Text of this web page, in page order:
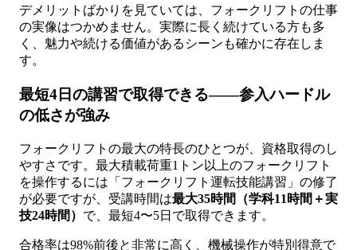
デメリットばかりを見ていては、フォークリフトの仕事
の実像はつかめません。実際に長く続けている方も多
く、魅力や続ける価値があるシーンも確かに存在しま
す。
最短4日の講習で取得できる——参入ハードル
の低さが強み
フォークリフトの最大の特長のひとつが、資格取得のし
やすさです。最大積載荷重1トン以上のフォークリフト
を操作するには「フォークリフト運転技能講習」の修了
が必要ですが、受講時間は最大35時間（学科11時間＋実
技24時間） で、最短4〜5日で取得できます。
合格率は98%前後と非常に高く、機械操作が特別得意で